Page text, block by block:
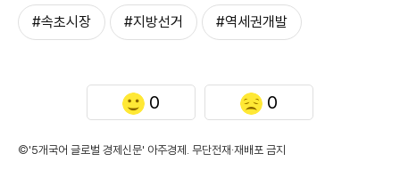
#속초시장 #지방선거 #역세권개발
0 0
©'5개국어 글로벌 경제신문' 아주경제. 무단전재·재배포 금지